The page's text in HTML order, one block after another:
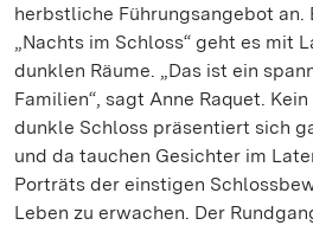
herbstliche Führungsangebot an.
„Nachts im Schloss“ geht es mit
dunklen Räume. „Das ist ein
Familien“, sagt Anne Raquet.
dunkle Schloss präsentiert sich
und da tauchen Gesichter im
Porträts der einstigen
Leben zu erwachen. Der